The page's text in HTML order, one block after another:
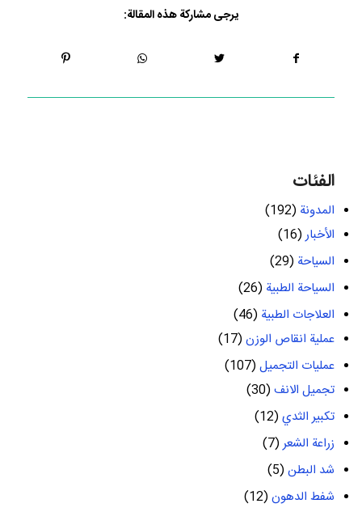
يرجى مشاركة هذه المقالة:
الفئات
المدونة (192)
الأخبار(16)
السياحة (29)
السياحة الطبية (26)
العلاجات الطبية (46)
عملية انقاص الوزن(17)
عمليات التجميل(107)
تجميل الانف(30)
تكبير الثدي(12)
زراعة الشعر(7)
شد البطن(5)
شفط الدهون(12)